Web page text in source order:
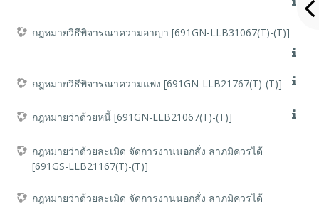
กฎหมายวิธีพิจารณาความอาญา [691GN-LLB31067(T)-(T)]
กฎหมายวิธีพิจารณาความแพ่ง [691GN-LLB21767(T)-(T)]
กฎหมายว่าด้วยหนี้ [691GN-LLB21067(T)-(T)]
กฎหมายว่าด้วยละเมิด จัดการงานนอกสั่ง ลาภมิควรได้
[691GS-LLB21167(T)-(T)]
กฎหมายว่าด้วยละเมิด จัดการงานนอกสั่ง ลาภมิควรได้